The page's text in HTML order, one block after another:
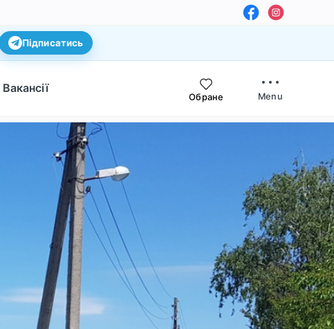
Підписатись
Вакансії
Обране Menu